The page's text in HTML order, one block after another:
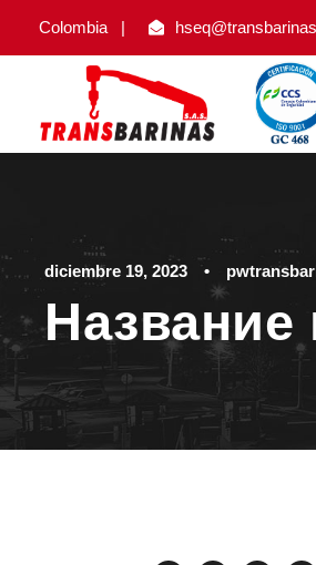
Colombia |
diciembre 19, 2023 •
Название